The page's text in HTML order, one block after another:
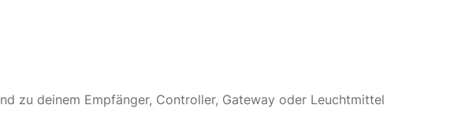
zu deinem Empfänger, Controller, Gateway oder Leuchtmittel